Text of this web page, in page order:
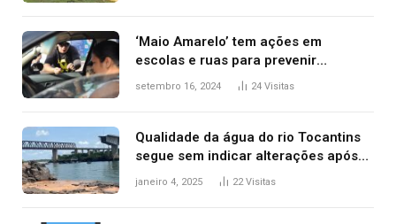
‘Maio Amarelo’ tem ações em
escolas e ruas para prevenir
acidentes no trânsito no AP
setembro 16, 2024 24 Visitas
Qualidade da água do rio Tocantins
segue sem indicar alterações após
desabamento da ponte entre MA e
janeiro 4, 2025 22Visitas